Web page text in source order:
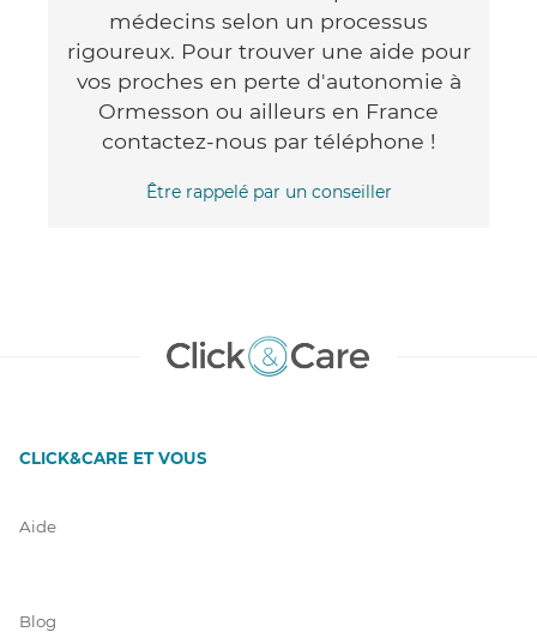
médecins selon un processus
rigoureux. Pour trouver une aide pour
vos proches en perte d'autonomie à
Ormesson ou ailleurs en France
contactez-nous par téléphone !
Être rappelé par un conseiller
CLICK&CARE ET VOUS
Aide
Blog